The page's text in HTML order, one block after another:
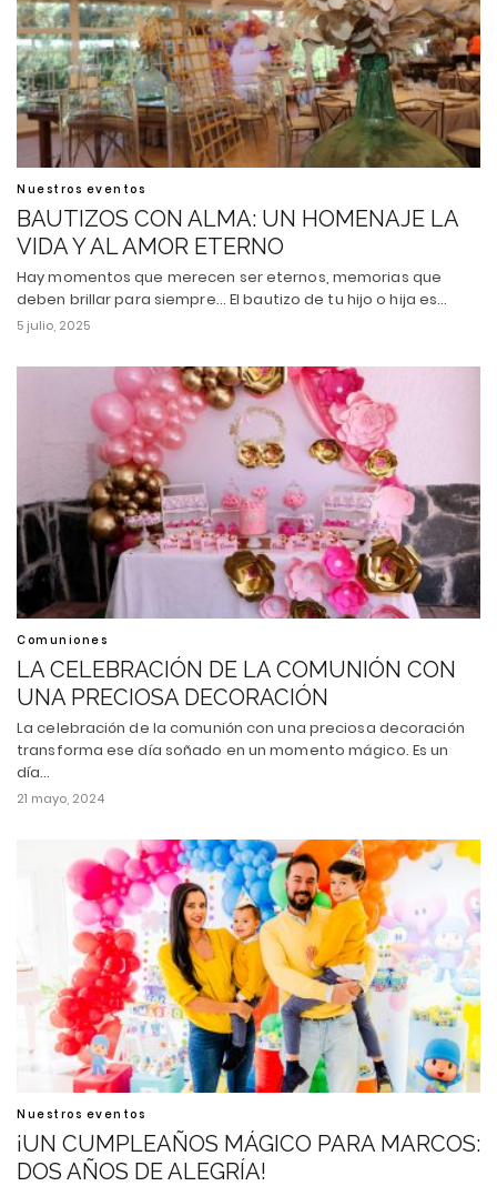
Nuestros eventos
BAUTIZOS CON ALMA: UN HOMENAJE LA
VIDA Y AL AMOR ETERNO
Hay momentos que merecen ser eternos, memorias que
deben brillar para siempre... El bautizo de tu hijo o hija es…
5 julio, 2025
Comuniones
LA CELEBRACIÓN DE LA COMUNIÓN CON
UNA PRECIOSA DECORACIÓN
La celebración de la comunión con una preciosa decoración
transforma ese día soñado en un momento mágico. Es un
día…
21 mayo, 2024
Nuestros eventos
¡UN CUMPLEAÑOS MÁGICO PARA MARCOS:
DOS AÑOS DE ALEGRÍA!